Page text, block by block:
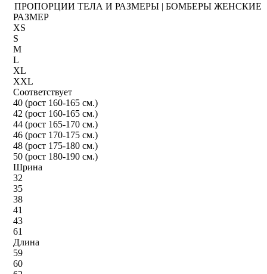
ПРОПОРЦИИ ТЕЛА И РАЗМЕРЫ | БОМБЕРЫ ЖЕНСКИЕ
РАЗМЕР
XS
S
M
L
XL
XXL
Соответствует
40 (рост 160-165 см.)
42 (рост 160-165 см.)
44 (рост 165-170 см.)
46 (рост 170-175 см.)
48 (рост 175-180 см.)
50 (рост 180-190 см.)
Шрина
32
35
38
41
43
61
Длина
59
60